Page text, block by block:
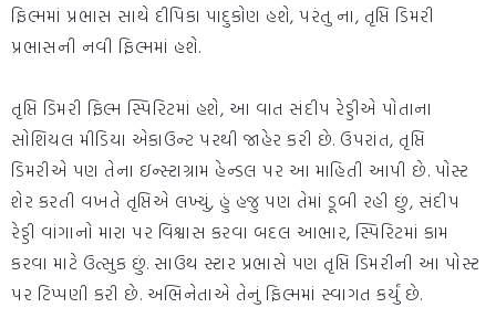
ફિલ્મમાં પ્રભાસ સાથે દીપિકા પાદુકોણ હશે, પરંતુ ના, તૃપ્તિ ડિમરી
પ્રભાસની નવી ફિલ્મમાં હશે.
તૃપ્તિ ડિમરી ફિલ્મ સ્પિરિટમાં હશે, આ વાત સંદીપ રેડ્ડીએ પોતાના
સોશિયલ મીડિયા એકાઉન્ટ પરથી જાહેર કરી છે. ઉપરાંત, તૃપ્તિ
ડિમરીએ પણ તેના ઇન્સ્ટાગ્રામ હેન્ડલ પર આ માહિતી આપી છે. પોસ્ટ
શેર કરતી વખતે તૃપ્તિએ લખ્યું, હું હજુ પણ તેમાં ડૂબી રહી છું, સંદીપ
રેડ્ડી વાંગાનો મારા પર વિશ્વાસ કરવા બદલ આભાર, સ્પિરિટમાં કામ
કરવા માટે ઉત્સુક છું. સાઉથ સ્ટાર પ્રભાસે પણ તૃપ્તિ ડિમરીની આ પોસ્ટ
પર ટિપ્પણી કરી છે. અભિનેતાએ તેનું ફિલ્મમાં સ્વાગત કર્યું છે.